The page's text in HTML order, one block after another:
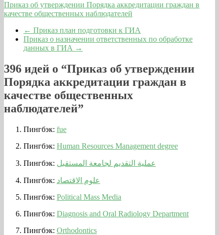
Приказ об утверждении Порядка аккредитации граждан в
качестве общественных наблюдателей
← Приказ план подготовки к ГИА
Приказ о назначении ответственных по обработке
данных в ГИА →
396 идей о “Приказ об утверждении
Порядка аккредитации граждан в
качестве общественных
наблюдателей”
Пингбэк: fue
Пингбэк: Human Resources Management degree
Пингбэк: عملية التقديم لجامعة المستقبل
Пингбэк: علوم الاقتصاد
Пингбэк: Political Mass Media
Пингбэк: Diagnosis and Oral Radiology Department
Пингбэк: Orthodontics